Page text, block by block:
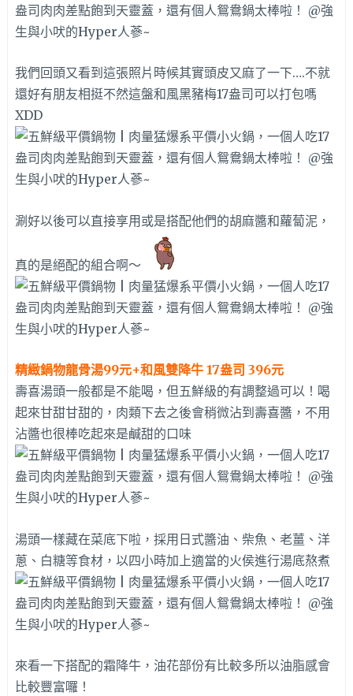
我們回頭又看到這張照片時候其實頭皮又麻了一下….不就
還好有朋友相挺不然這盤和風黑豬梅17盎司可以打包嗎
XDD
涮好以後可以直接享用或是搭配他們的胡麻醬和蘿蔔泥，
真的是絕配的組合啊～
精緻鍋物龍骨湯99元+和風雙降牛 17盎司 396元
壽喜湯頭一般都是不能喝，但五鮮級的有調整過可以！喝
起來甘甜甘甜的，肉類下去之後會稍微沾到壽喜醬，不用
沾醬也很棒吃起來是鹹甜的口味
湯頭一樣藏在菜底下啦，採用日式醬油、柴魚、老薑、洋
蔥、白糖等食材，以四小時加上適當的火侯進行湯底熬煮
來看一下搭配的霜降牛，油花部份有比較多所以油脂感會
比較豐富囉！